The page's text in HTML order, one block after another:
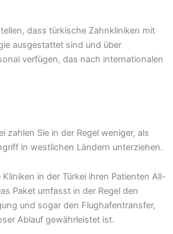
dass türkische Zahnkliniken mit
ausgestattet sind und über
verfügen, das nach internationalen
zahlen Sie in der Regel weniger, als
in westlichen Ländern unterziehen.
in der Türkei ihren Patienten All-
Paket umfasst in der Regel den
und sogar den Flughafentransfer,
Ablauf gewährleistet ist.